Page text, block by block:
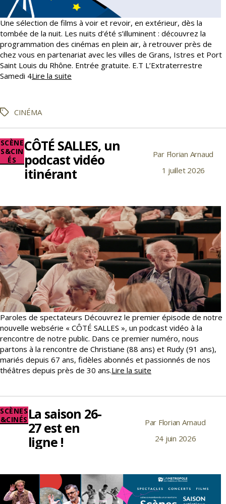
Une sélection de films à voir et revoir, en extérieur, dès la
tombée de la nuit. Les nuits d’été s’illuminent : découvrez la
programmation des cinémas en plein air, à retrouver près de
chez vous en partenariat avec les villes de Grans, Istres et Port
Saint Louis du Rhône. Entrée gratuite. E.T L’Extraterrestre
Samedi 4Lire la suite
plein-
aussi
Étiquettes
CINÉMA
Catégories
SCÈNE
S&CIN
ÉS
CÔTÉ SALLES, un
podcast vidéo
itinérant
Auteur
l’article
Par Florian Arnaud
Date1 juillet 2026
Paroles de spectateurs Découvrez le premier épisode de notre
nouvelle websérie « CÔTÉ SALLES », un podcast vidéo à la
rencontre de notre public. Dans ce premier numéro, nous
partons à la rencontre de Christiane (88 ans) et Rudy (91 ans),
mariés depuis 67 ans, fidèles abonnés et passionnés de nos
théâtres depuis près de 30 ans.Lire la suite
itinérant
Catégories
SCÈNES
&CINÉS La saison 26-
27 est en
ligne !
Auteur
l’article
Par Florian Arnaud
Date24 juin 2026